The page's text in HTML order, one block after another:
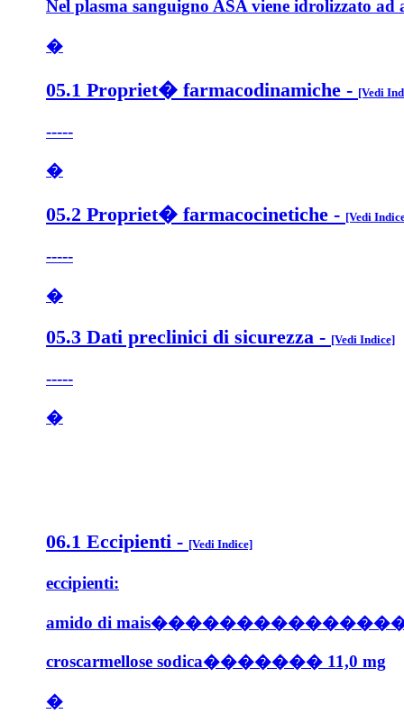
Nel plasma sanguigno ASA viene idrolizzato
�
05.1 Propriet� farmacodinamiche - [Vedi
-----
�
05.2 Propriet� farmacocinetiche - [Vedi
-----
�
05.3 Dati preclinici di sicurezza - [Vedi Indice]
-----
�
06.1 Eccipienti - [Vedi Indice]
eccipienti:
amido di
croscarmellose sodica������� 11,0 mg
�